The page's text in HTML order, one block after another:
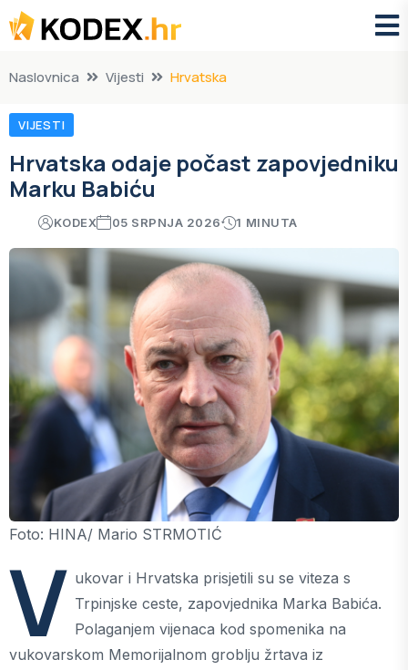
Naslovnica Vijesti Hrvatska
VIJESTI
Hrvatska odaje počast zapovjedniku
Marku Babiću
KODEX 05 SRPNJA 2026 1 MINUTA
Foto: HINA/ Mario STRMOTIĆ
V ukovar i Hrvatska prisjetili su se viteza s
Trpinjske ceste, zapovjednika Marka Babića.
Polaganjem vijenaca kod spomenika na
vukovarskom Memorijalnom groblju žrtava iz